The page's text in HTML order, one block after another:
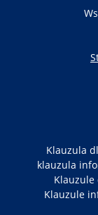
Klauzula
klauzula
Klauzule